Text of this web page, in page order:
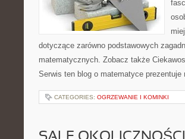
dotyczące zarówno podstawowych
matematycznych. Zobacz także
Serwis ten blog o matematyce
CATEGORIES: OGRZEWANIE I KOMINKI